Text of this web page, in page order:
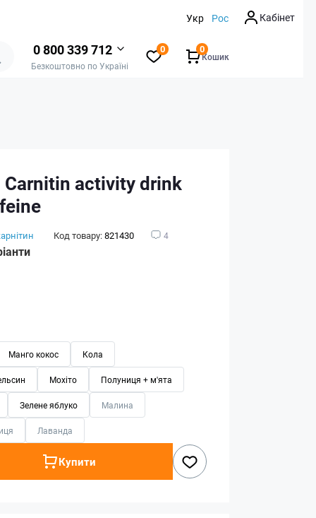
Укр Рос Кабінет
0 800 339 712
Безкоштовно по Україні
0
Кошик
0
Carnitin activity drink
Код товару:821430 4
Манго кокос Кола
Мохіто Полуниця + м'ята
Зелене яблуко Малина
Лаванда
Купити